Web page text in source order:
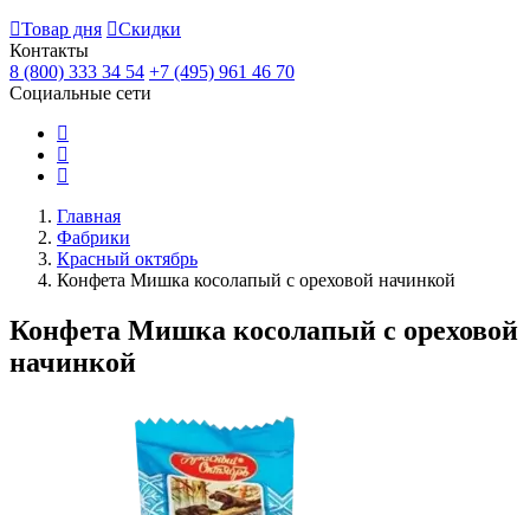
Товар дня
Скидки
Контакты
8 (800) 333 34 54 +7 (495) 961 46 70
Социальные сети
Главная
Фабрики
Красный октябрь
Конфета Мишка косолапый с ореховой начинкой
Конфета Мишка косолапый с ореховой
начинкой